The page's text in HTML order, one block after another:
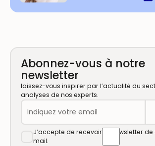
Abonnez-vous à notre
newsletter
laissez-vous inspirer par l’actualité du
analyses de nos experts.
J’accepte de recevoir la newsletter
mail.